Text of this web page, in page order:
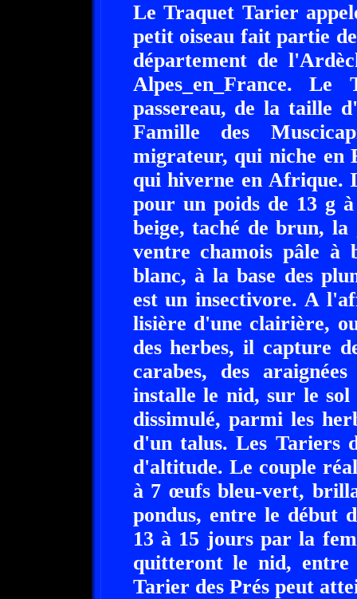
Le Traquet Tarier
petit oiseau fait partie
département de
Alpes_en_France.
passereau, de la taille
Famille des
migrateur, qui niche en
qui hiverne en Afrique.
pour un poids de 13 g
beige, taché de brun,
ventre chamois pâle à
blanc, à la base des
est un insectivore. A
lisière d'une clairière,
des herbes, il capture
carabes, des
installe le nid, sur le sol
dissimulé, parmi les
d'un talus. Les Tariers
d'altitude. Le couple
à 7 œufs bleu-vert,
pondus, entre le début
13 à 15 jours par la
quitteront le nid,
Tarier des Prés peut